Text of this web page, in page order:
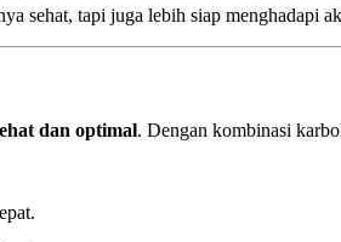
sehat, tapi juga lebih siap menghadapi
dan optimal. Dengan kombinasi